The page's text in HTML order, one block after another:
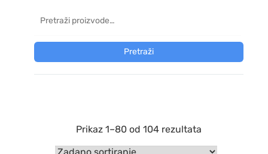
Pretraži
Prikaz 1–80 od 104 rezultata